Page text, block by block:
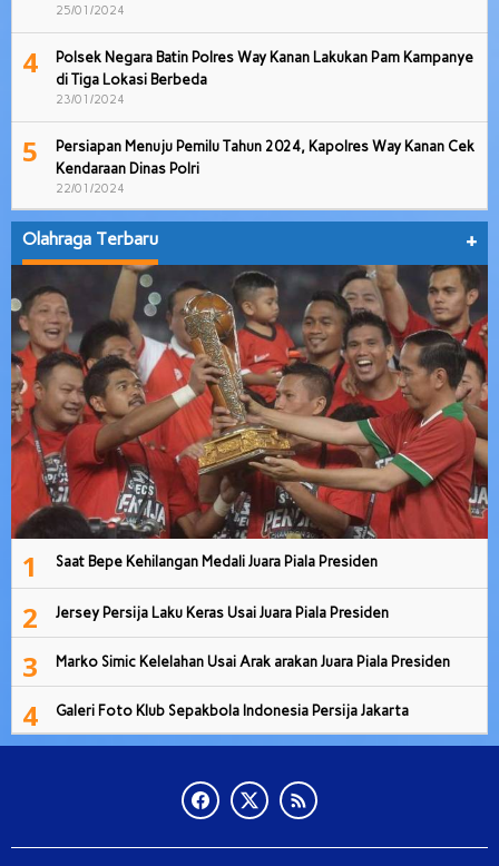
25/01/2024
4
Polsek Negara Batin Polres Way Kanan Lakukan Pam Kampanye
di Tiga Lokasi Berbeda
23/01/2024
5
Persiapan Menuju Pemilu Tahun 2024, Kapolres Way Kanan Cek
Kendaraan Dinas Polri
22/01/2024
Olahraga Terbaru +
1 Saat Bepe Kehilangan Medali Juara Piala Presiden
2 Jersey Persija Laku Keras Usai Juara Piala Presiden
3 Marko Simic Kelelahan Usai Arak arakan Juara Piala Presiden
4 Galeri Foto Klub Sepakbola Indonesia Persija Jakarta